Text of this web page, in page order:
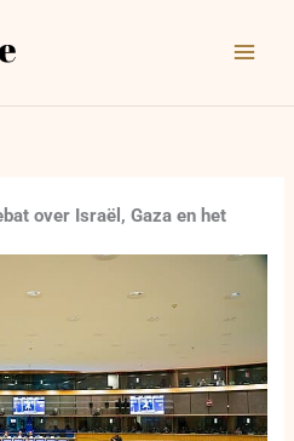
over Israël, Gaza en het